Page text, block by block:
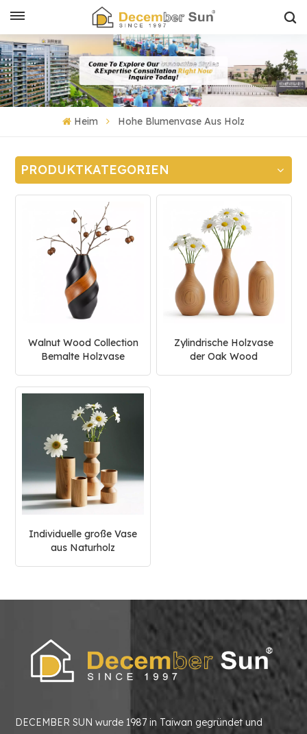
Heim Hohe Blumenvase Aus Holz
PRODUKTKATEGORIEN
Walnut Wood Collection
Bemalte Holzvase
Zylindrische Holzvase
der Oak Wood
Individuelle große Vase
aus Naturholz
DECEMBER SUN wurde 1987 in Taiwan gegründet und